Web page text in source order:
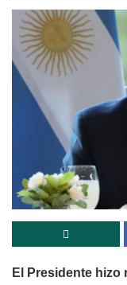
El Presidente hizo